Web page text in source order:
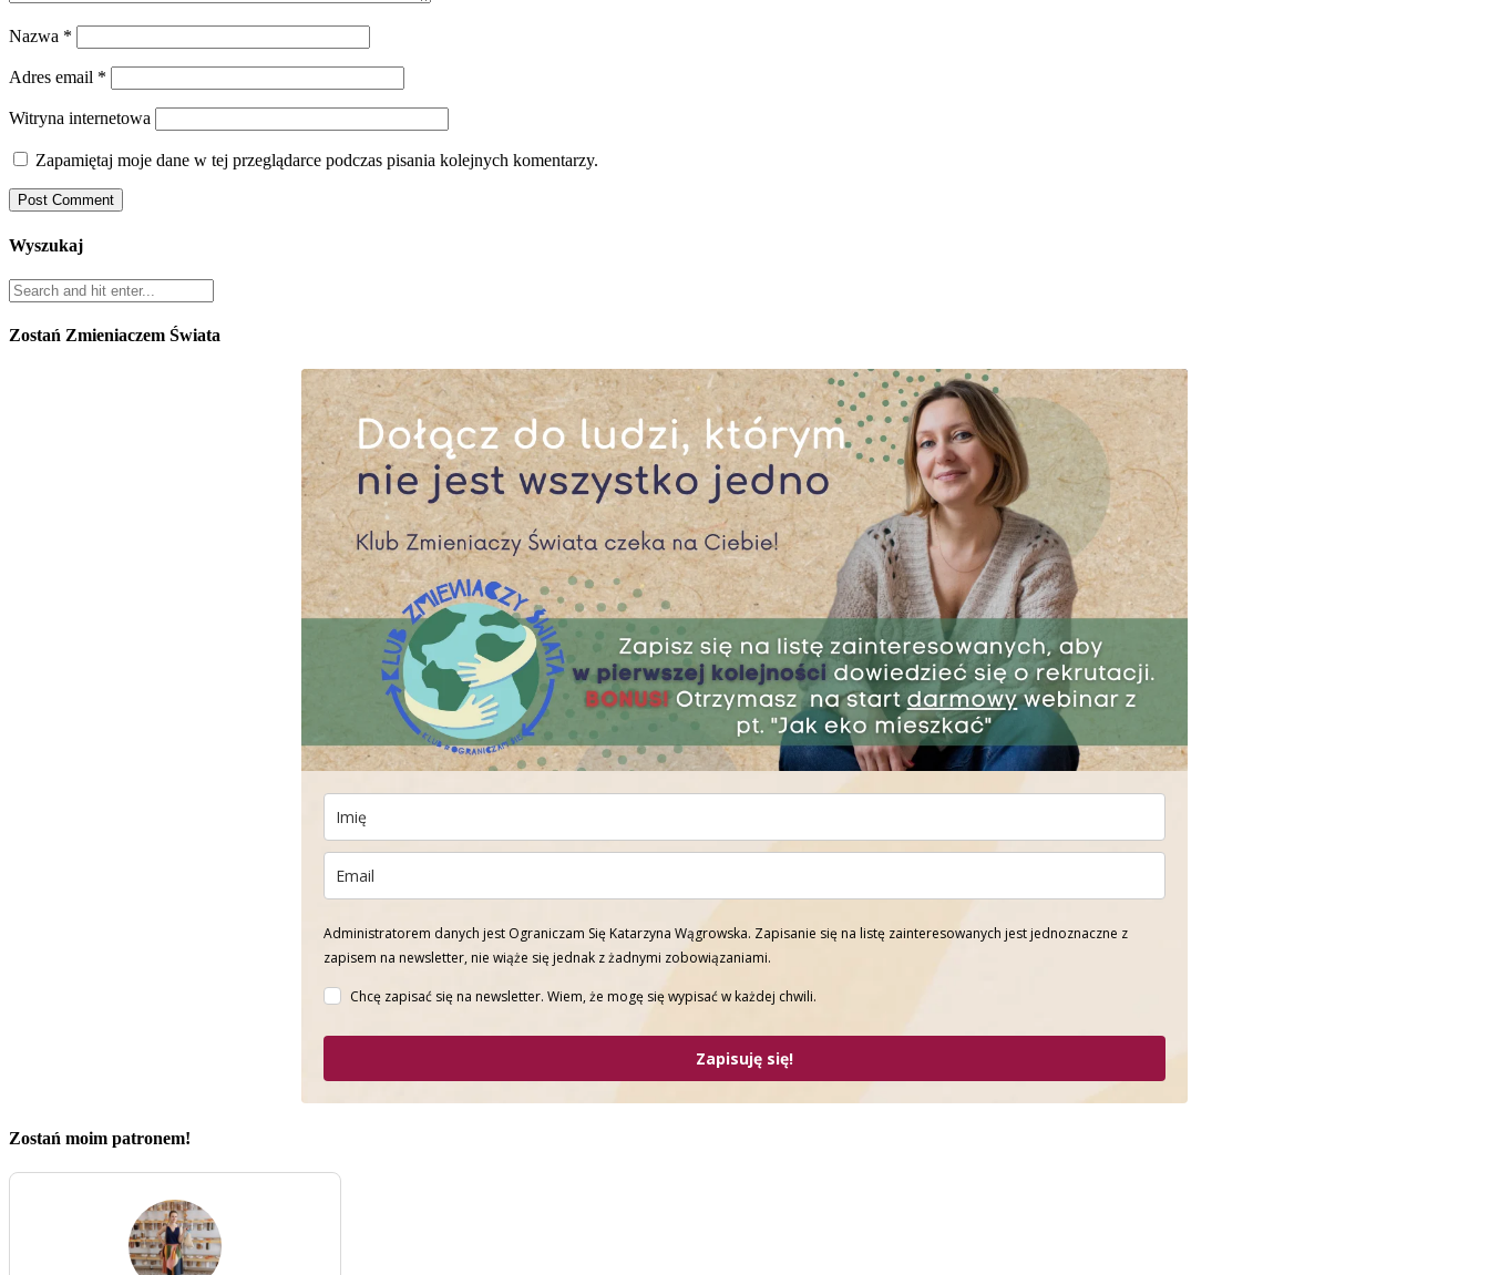
Nazwa *
Adres email *
Witryna internetowa
Zapamiętaj moje dane w tej przeglądarce podczas pisania kolejnych komentarzy.
Wyszukaj
Zostań Zmieniaczem Świata
Administratorem danych jest Ograniczam Się Katarzyna Wągrowska. Zapisanie się na listę zainteresowanych jest jednoznaczne z
zapisem na newsletter, nie wiąże się jednak z żadnymi zobowiązaniami.
Chcę zapisać się na newsletter. Wiem, że mogę się wypisać w każdej chwili.
Zapisuję się!
Zostań moim patronem!